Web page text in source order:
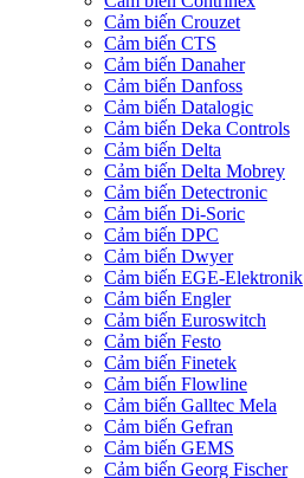
Cảm biến Crouzet
Cảm biến CTS
Cảm biến Danaher
Cảm biến Danfoss
Cảm biến Datalogic
Cảm biến Deka Controls
Cảm biến Delta
Cảm biến Delta Mobrey
Cảm biến Detectronic
Cảm biến Di-Soric
Cảm biến DPC
Cảm biến Dwyer
Cảm biến EGE-Elektronik
Cảm biến Engler
Cảm biến Euroswitch
Cảm biến Festo
Cảm biến Finetek
Cảm biến Flowline
Cảm biến Galltec Mela
Cảm biến Gefran
Cảm biến GEMS
Cảm biến Georg Fischer